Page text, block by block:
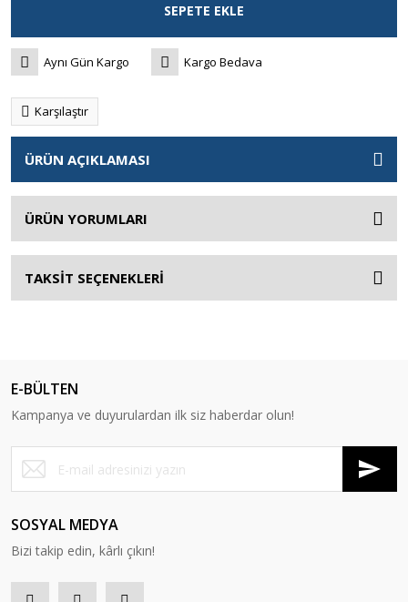
SEPETE EKLE
Aynı Gün Kargo Kargo Bedava
Karşılaştır
ÜRÜN AÇIKLAMASI
ÜRÜN YORUMLARI
TAKSİT SEÇENEKLERİ
E-BÜLTEN
Kampanya ve duyurulardan ilk siz haberdar olun!
SOSYAL MEDYA
Bizi takip edin, kârlı çıkın!